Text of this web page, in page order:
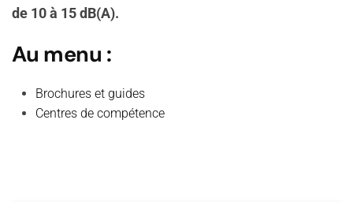
de 10 à 15 dB(A).
Au menu :
Brochures et guides
Centres de compétence